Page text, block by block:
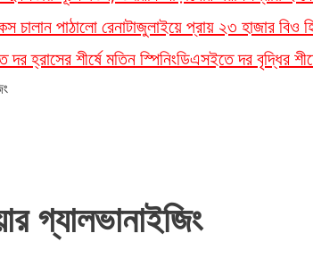
চালান পাঠালো রেনাটাজুলাইয়ে প্রায় ২৩ হাজার বিও
হ্রাসের শীর্ষে মতিন স্পিনিংডিএসইতে দর বৃদ্ধির
গ্যালভানাইজিং